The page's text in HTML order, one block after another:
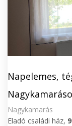
Napelemes,
Nagykamarás
Eladó családi ház,